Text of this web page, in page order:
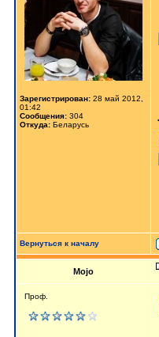
Зарегистрирован: 28 май 2012,
01:42
Сообщения: 304
Откуда: Беларусь
Вернуться к началу
Mojo
Проф.